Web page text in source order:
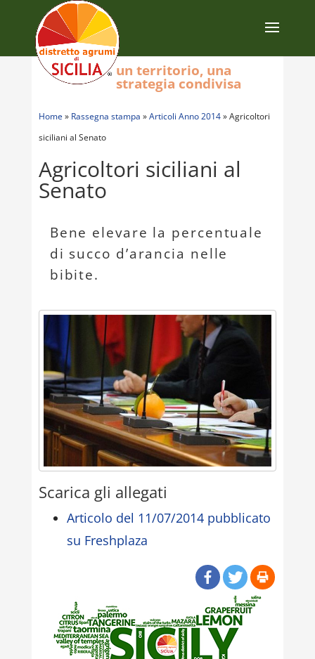
Home » Rassegna stampa »Articoli Anno 2014»Agricoltori
siciliani al Senato
Agricoltori siciliani al
Senato
Bene elevare la percentuale
di succo d’arancia nelle
bibite.
Scarica gli allegati
Articolo del 11/07/2014 pubblicato
su Freshplaza
un territorio, una
strategia condivisa